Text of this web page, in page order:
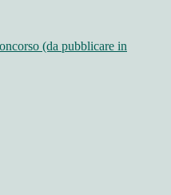
(da pubblicare in